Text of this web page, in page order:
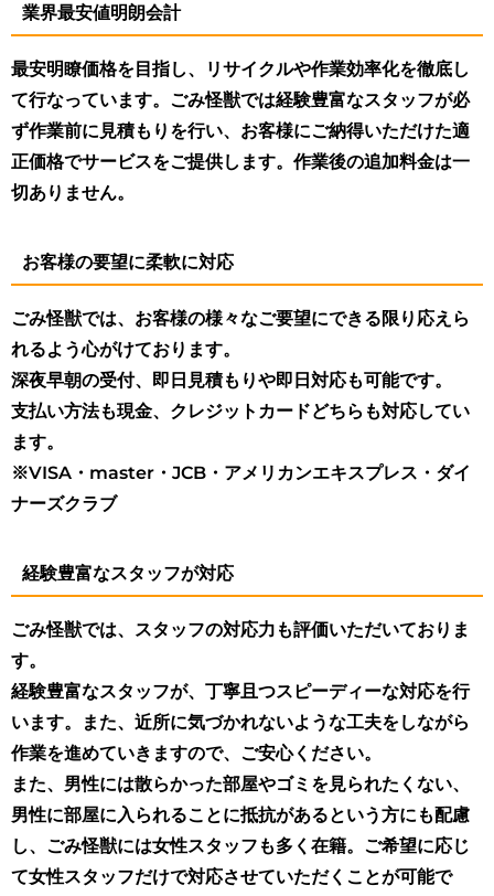
業界最安値明朗会計
最安明瞭価格を目指し、リサイクルや作業効率化を徹底し
て行なっています。ごみ怪獣では経験豊富なスタッフが必
ず作業前に見積もりを行い、お客様にご納得いただけた適
正価格でサービスをご提供します。作業後の追加料金は一
切ありません。
お客様の要望に柔軟に対応
ごみ怪獣では、お客様の様々なご要望にできる限り応えら
れるよう心がけております。
深夜早朝の受付、即日見積もりや即日対応も可能です。
支払い方法も現金、クレジットカードどちらも対応してい
ます。
※VISA・master・JCB・アメリカンエキスプレス・ダイ
ナーズクラブ
経験豊富なスタッフが対応
ごみ怪獣では、スタッフの対応力も評価いただいておりま
す。
経験豊富なスタッフが、丁寧且つスピーディーな対応を行
います。また、近所に気づかれないような工夫をしながら
作業を進めていきますので、ご安心ください。
また、男性には散らかった部屋やゴミを見られたくない、
男性に部屋に入られることに抵抗があるという方にも配慮
し、ごみ怪獣には女性スタッフも多く在籍。ご希望に応じ
て女性スタッフだけで対応させていただくことが可能で